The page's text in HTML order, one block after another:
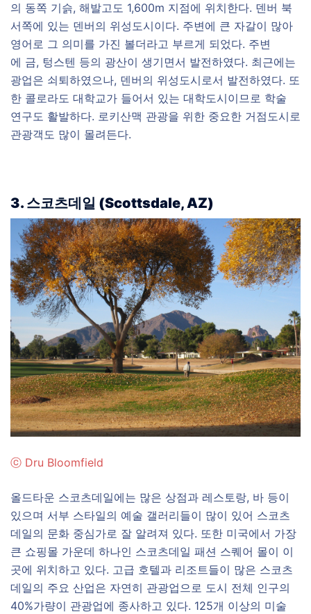
의 동쪽 기슭, 해발고도 1,600m 지점에 위치한다. 덴버 북
서쪽에 있는 덴버의 위성도시이다. 주변에 큰 자갈이 많아
영어로 그 의미를 가진 볼더라고 부르게 되었다. 주변
에 금, 텅스텐 등의 광산이 생기면서 발전하였다. 최근에는
광업은 쇠퇴하였으나, 덴버의 위성도시로서 발전하였다. 또
한 콜로라도 대학교가 들어서 있는 대학도시이므로 학술
연구도 활발하다. 로키산맥 관광을 위한 중요한 거점도시로
관광객도 많이 몰려든다.
3. 스코츠데일 (Scottsdale, AZ)
ⓒ Dru Bloomfield
올드타운 스코츠데일에는 많은 상점과 레스토랑, 바 등이
있으며 서부 스타일의 예술 갤러리들이 많이 있어 스코츠
데일의 문화 중심가로 잘 알려져 있다. 또한 미국에서 가장
큰 쇼핑몰 가운데 하나인 스코츠데일 패션 스퀘어 몰이 이
곳에 위치하고 있다. 고급 호텔과 리조트들이 많은 스코츠
데일의 주요 산업은 자연히 관광업으로 도시 전체 인구의
40%가량이 관광업에 종사하고 있다. 125개 이상의 미술